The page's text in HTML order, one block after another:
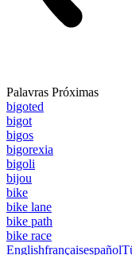
Palavras Próximas
bigoted
bigot
bigos
bigorexia
bigoli
bijou
bike
bike lane
bike path
bike race
Englishfrançaisespañol